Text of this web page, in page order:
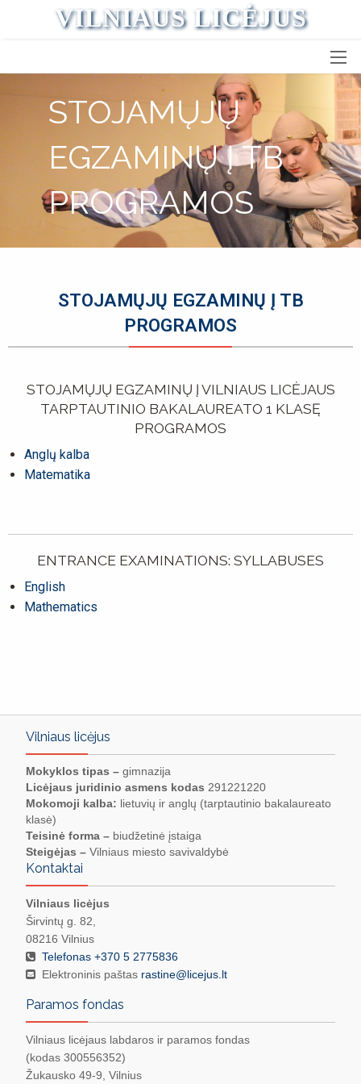
VILNIAUS LICĖJUS
STOJAMŲJŲ
EGZAMINŲ Į TB
PROGRAMOS
STOJAMŲJŲ EGZAMINŲ Į TB
PROGRAMOS
STOJAMŲJŲ EGZAMINŲ Į VILNIAUS LICĖJAUS
TARPTAUTINIO BAKALAUREATO 1 KLASĘ
PROGRAMOS
Anglų kalba
Matematika
ENTRANCE EXAMINATIONS: SYLLABUSES
English
Mathematics
Vilniaus licėjus
Mokyklos tipas – gimnazija
Licėjaus juridinio asmens kodas 291221220
Mokomoji kalba: lietuvių ir anglų (tarptautinio bakalaureato
klasė)
Teisinė forma – biudžetinė įstaiga
Steigėjas – Vilniaus miesto savivaldybė
Kontaktai
Vilniaus licėjus
Širvintų g. 82,
08216 Vilnius
Telefonas +370 5 2775836
Elektroninis paštas rastine@licejus.lt
Paramos fondas
Vilniaus licėjaus labdaros ir paramos fondas
(kodas 300556352)
Žukausko 49-9, Vilnius